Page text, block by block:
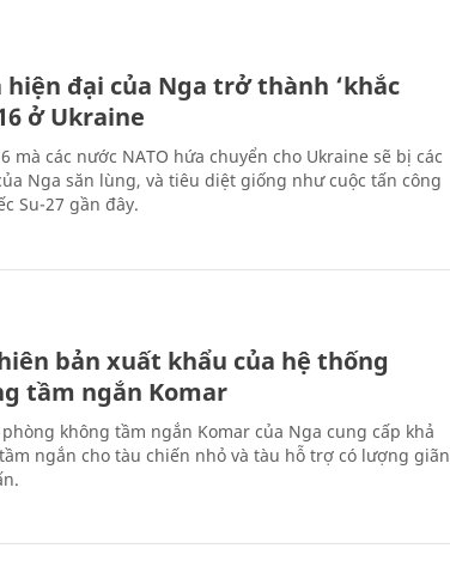
đại của Nga trở thành ‘khắc
ở Ukraine
mà các nước NATO hứa chuyển cho Ukraine sẽ bị các
Nga săn lùng, và tiêu diệt giống như cuộc tấn công
Su-27 gần đây.
bản xuất khẩu của hệ thống
tầm ngắn Komar
không tầm ngắn Komar của Nga cung cấp khả
ngắn cho tàu chiến nhỏ và tàu hỗ trợ có lượng giãn